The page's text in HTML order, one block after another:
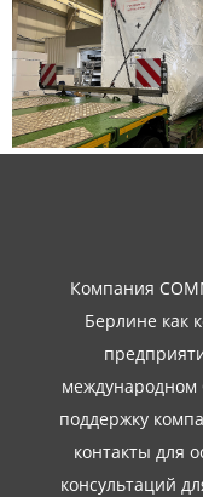
Компания
Берлине как
международном
поддержку
контакты для
консультаций